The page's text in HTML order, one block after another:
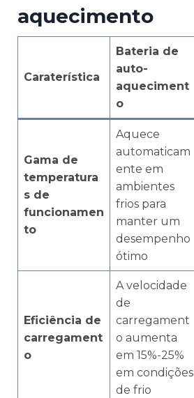
aquecimento
Caraterística
Bateria de
auto-
aqueciment
o
Gama de
temperatura
s de
funcionamen
to
Aquece
automaticam
ente em
ambientes
frios para
manter um
desempenho
ótimo
Eficiência de
carregament
o
A velocidade
de
carregament
o aumenta
em 15%-25%
em condições
de frio